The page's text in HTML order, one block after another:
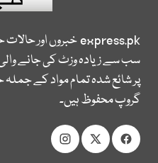
express.pkخبروں اور
سب سے زیادہ وزٹ کی جانے
پر شائع شدہ تمام مواد کے
گروپ محفوظ ہیں۔